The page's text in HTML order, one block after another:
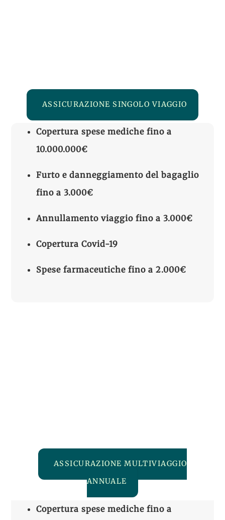
ASSICURAZIONE SINGOLO VIAGGIO
Copertura spese mediche fino a
10.000.000€
Furto e danneggiamento del bagaglio
fino a 3.000€
Annullamento viaggio fino a 3.000€
Copertura Covid-19
Spese farmaceutiche fino a 2.000€
ASSICURAZIONE MULTIVIAGGIO
ANNUALE
Copertura spese mediche fino a